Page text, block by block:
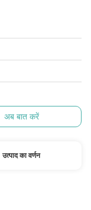
अब बात करें
उत्पाद का वर्णन